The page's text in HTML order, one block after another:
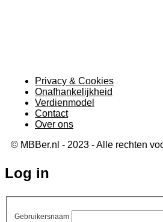
Privacy & Cookies
Onafhankelijkheid
Verdienmodel
Contact
Over ons
© MBBer.nl - 2023 - Alle rechten
Log in
Gebruikersnaam